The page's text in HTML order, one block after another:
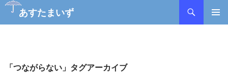
あすたまいず
ツ「つながらない」タグアーカイブ